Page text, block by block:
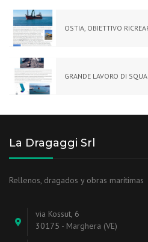
OSTIA, OBIETTIVO
GRANDE LAVORO DI
La Dragaggi Srl
Rellenos, dragados y obras marítimas
via Kossut, 6
30175 - Marghera (VE)